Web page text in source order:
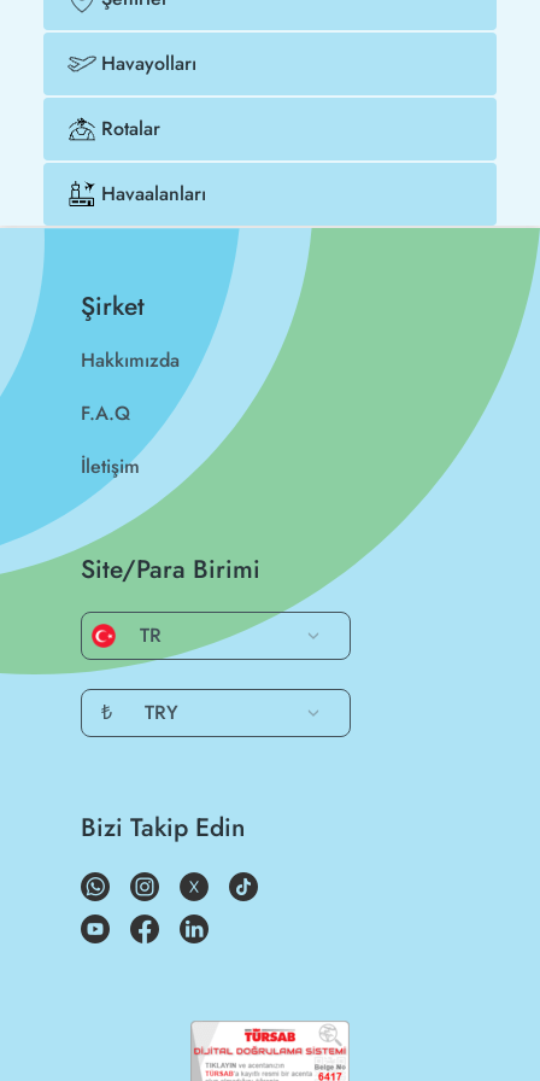
Havayolları
Rotalar
Havaalanları
Şirket
Hakkımızda
F.A.Q
İletişim
Site/Para Birimi
TR
₺ TRY
Bizi Takip Edin